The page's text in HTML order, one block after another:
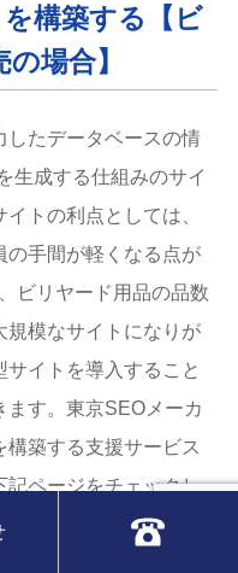
構築する【ビ
場合】
したデータベースの情
生成する仕組みのサイ
トの利点としては、
の手間が軽くなる点が
ビリヤード用品の品数
規模なサイトになりが
イトを導入すること
す。東京SEOメーカ
築する支援サービス
記ページをチェックし
の大規模・データベー